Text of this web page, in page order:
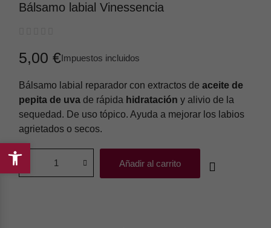
Bálsamo labial Vinessencia
5,00 €Impuestos incluidos
Bálsamo labial reparador con extractos deaceite de
pepita de uva de rápida hidratación y alivio de la
sequedad. De uso tópico. Ayuda a mejorar los labios
agrietados o secos.
Añadir al carrito
Abrir
barra